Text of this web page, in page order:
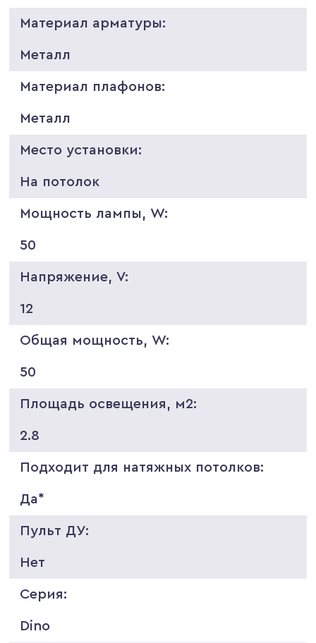
Материал арматуры:
Металл
Материал плафонов:
Металл
Место установки:
На потолок
Мощность лампы, W:
50
Напряжение, V:
12
Общая мощность, W:
50
Площадь освещения, м2:
2.8
Подходит для натяжных потолков:
Да*
Пульт ДУ:
Нет
Серия:
Dino